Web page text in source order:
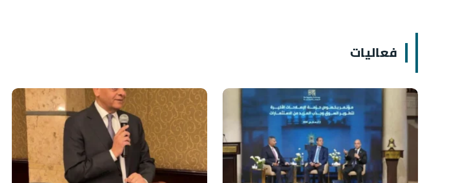
فعاليات